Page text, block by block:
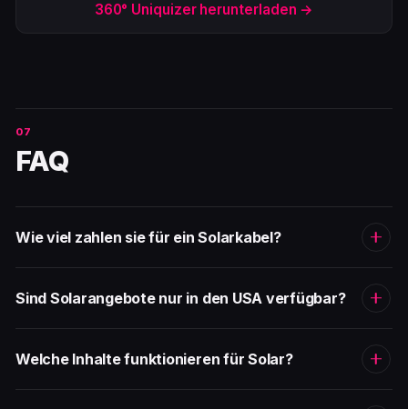
360° Uniquizer herunterladen →
FAQ
Wie viel zahlen sie für ein Solarkabel?
Sind Solarangebote nur in den USA verfügbar?
Welche Inhalte funktionieren für Solar?